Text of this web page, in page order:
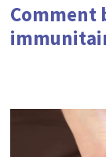
Comment